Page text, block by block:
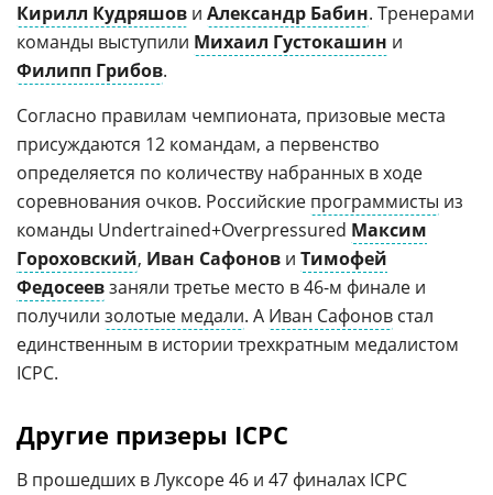
Кирилл Кудряшов и Александр Бабин. Тренерами
команды выступили Михаил Густокашин и
Филипп Грибов.
Согласно правилам чемпионата, призовые места
присуждаются 12 командам, а первенство
определяется по количеству набранных в ходе
соревнования очков. Российские программисты из
команды Undertrained+Overpressured Максим
Гороховский, Иван Сафонов и Тимофей
Федосеевзаняли третье место в 46-м финале и
получили золотые медали. А Иван Сафонов стал
единственным в истории трехкратным медалистом
ICPC.
Другие призеры ICPC
В прошедших в Луксоре 46 и 47 финалах ICPC